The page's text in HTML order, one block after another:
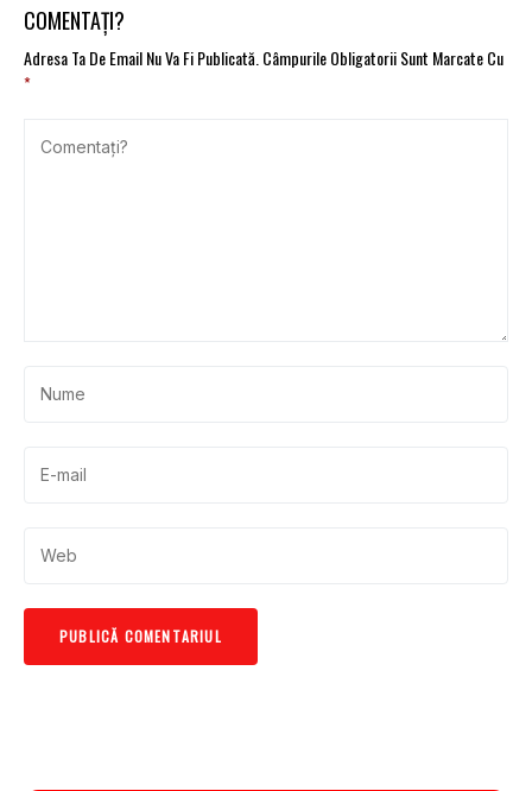
vehiculului
COMENTAȚI?
Adresa Ta De Email Nu Va Fi Publicată.Câmpurile Obligatorii Sunt Marcate Cu
*